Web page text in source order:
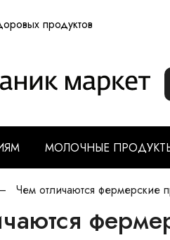
продуктов
МОЛОЧНЫЕ
Чем отличаются фермерские